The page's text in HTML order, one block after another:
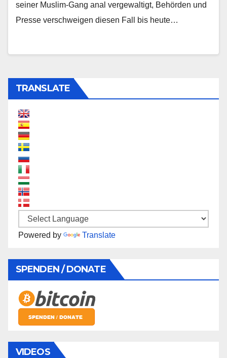
seiner Muslim-Gang anal vergewaltigt, Behörden und
Presse verschweigen diesen Fall bis heute…
TRANSLATE
Powered by Translate
SPENDEN / DONATE
VIDEOS